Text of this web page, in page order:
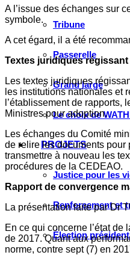
Tribune
Passerelle
Grand large
Le choix de
PROJETS
Justice pour les
Renforcement et
Élection
A l’issue des échanges sur
symbole.
A cet égard, il a été
Textes juridiques
Les textes juridiques
les institutions nationales et
l’établissement de
Ministres pour adoption.
Les échanges du Comité
de relire les documents pour
transmettre à nouveau les
procédures de la CEDEAO.
Rapport de convergence
La présentation faite par Dr
En ce qui concerne l’état
de 2017. Quant aux
norme, contre sept (7) en